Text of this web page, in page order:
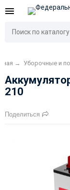
→ Уборочные и
210
Поделиться